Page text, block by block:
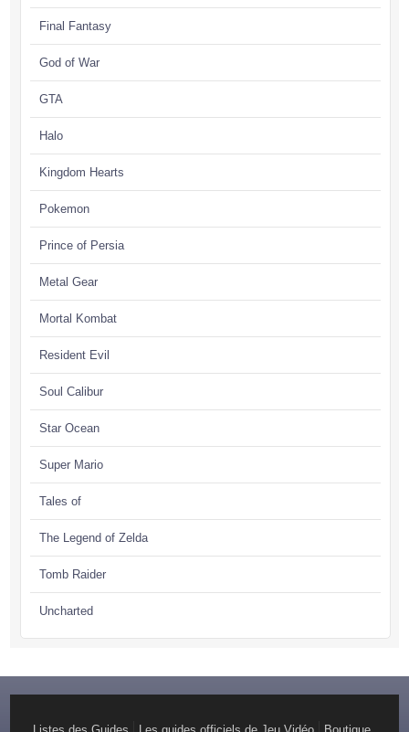
Final Fantasy
God of War
GTA
Halo
Kingdom Hearts
Pokemon
Prince of Persia
Metal Gear
Mortal Kombat
Resident Evil
Soul Calibur
Star Ocean
Super Mario
Tales of
The Legend of Zelda
Tomb Raider
Uncharted